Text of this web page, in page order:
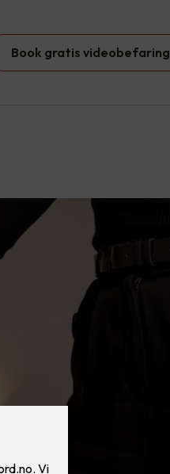
Book gratis videobefaring